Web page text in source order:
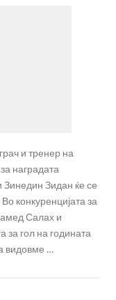
и тренер на
наградата
Зидан ќе се
конкуренцијата за
Салах и
за гол на годината
видовме …